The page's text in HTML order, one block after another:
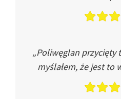
„Poliwęglan przycięty
myślałem, że jest to